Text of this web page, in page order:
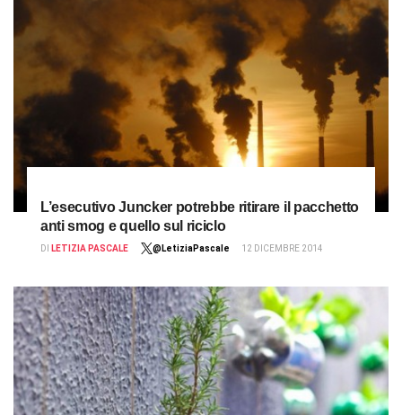
L’esecutivo Juncker potrebbe ritirare il pacchetto
anti smog e quello sul riciclo
DI LETIZIA PASCALE @LetiziaPascale 12 DICEMBRE 2014